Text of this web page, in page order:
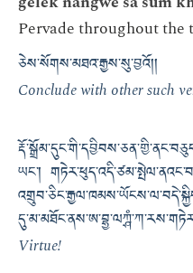
Pervade throughout the
ཅེས་སོགས་མཐའ་རྒྱས་སུ་བྱའོ། །
Conclude with other such
ཡང་།
Virtue!